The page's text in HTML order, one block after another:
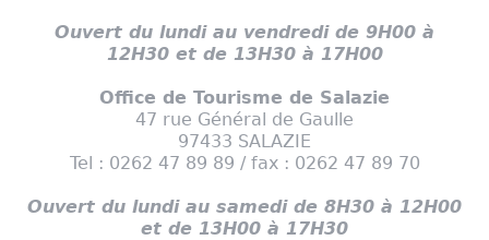
Ouvert du lundi au vendredi de 9H00 à
12H30 et de 13H30 à 17H00
Office de Tourisme de Salazie
47 rue Général de Gaulle
97433 SALAZIE
Tel : 0262 47 89 89 / fax : 0262 47 89 70
Ouvert du lundi au samedi de 8H30 à 12H00
et de 13H00 à 17H30